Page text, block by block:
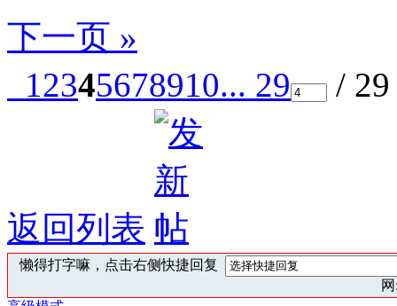
下一页 »
12345678910... 29 /
返回列表
懒得打字嘛，点击右侧快捷回复